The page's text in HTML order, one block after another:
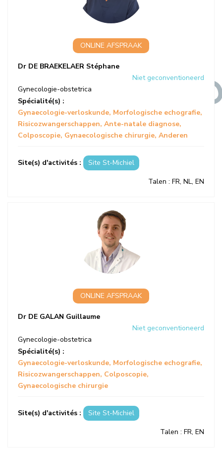
ONLINE AFSPRAAK
Dr DE BRAEKELAER Stéphane
Niet geconventioneerd
Gynecologie-obstetrica
Spécialité(s) :
Gynaecologie-verloskunde Morfologische echografie
Risicozwangerschappen Ante-natale diagnose
Colposcopie Gynaecologische chirurgie Anderen
Site(s) d'activités :
Site St-Michiel
Talen : FR, NL, EN
ONLINE AFSPRAAK
Dr DE GALAN Guillaume
Niet geconventioneerd
Gynecologie-obstetrica
Spécialité(s) :
Gynaecologie-verloskunde Morfologische echografie
Risicozwangerschappen Colposcopie
Gynaecologische chirurgie
Site(s) d'activités :
Site St-Michiel
Talen : FR, EN